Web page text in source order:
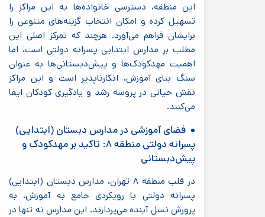
این منطقه، دسترسی خانواده‌ها به این مراکز را
تسهیل کرده و امکان انتخاب گزینه‌های متنوعی را
برایشان فراهم می‌آورد. هرچند که تمرکز اصلی این
مطلب بر مدارس ابتدایی پسرانه دولتی است، اما
اهمیت مهدکودک‌ها و پیش‌دبستانی‌ها به عنوان
سنگ بنای آموزش، انکارناپذیر است و این مراکز
نقش حیاتی در پروسه رشد و یادگیری کودکان ایفا
می‌کنند.
فضای آموزشی در مدارس دبستان (ابتدایی)
پسرانه دولتی منطقه ۸: تاکید بر مهدکودک و
پیش‌دبستانی
در قلب منطقه ۸ تهران، مدارس دبستان (ابتدایی)
پسرانه دولتی با رویکردی جامع به آموزش، به
پرورش نسل آینده می‌پردازند. این مدارس نه تنها در